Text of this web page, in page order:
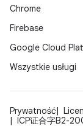
Chrome
Firebase
Google Cloud
Wszystkie usługi
Prywatność
ICP证合字B2-